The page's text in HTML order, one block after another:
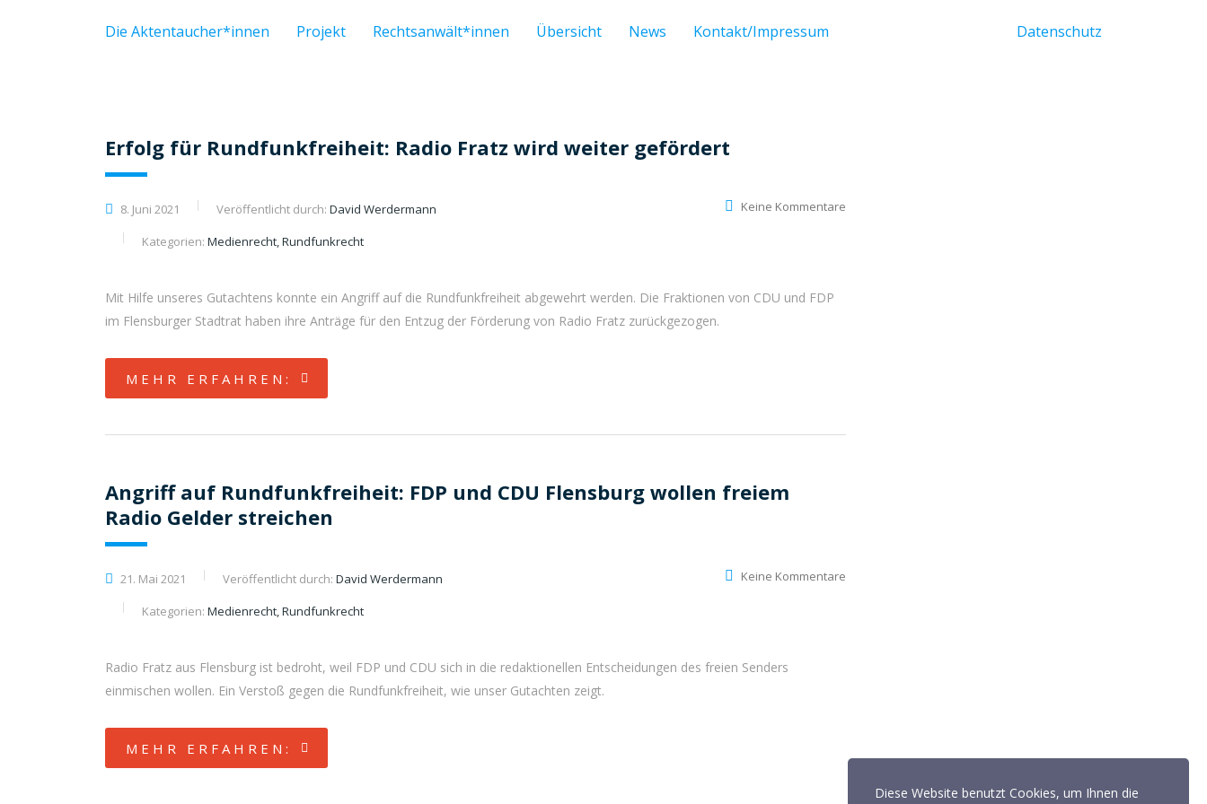
Die Aktentaucher*innen Projekt Rechtsanwält*innen Übersicht News Kontakt/Impressum Datenschutz
Erfolg für Rundfunkfreiheit: Radio Fratz wird weiter gefördert
8. Juni 2021 Veröffentlicht durch: David Werdermann
Kategorien: Medienrecht, Rundfunkrecht
Keine Kommentare
Mit Hilfe unseres Gutachtens konnte ein Angriff auf die Rundfunkfreiheit abgewehrt werden. Die Fraktionen von CDU und FDP
im Flensburger Stadtrat haben ihre Anträge für den Entzug der Förderung von Radio Fratz zurückgezogen.
MEHR ERFAHREN:
Angriff auf Rundfunkfreiheit: FDP und CDU Flensburg wollen freiem
Radio Gelder streichen
21. Mai 2021 Veröffentlicht durch: David Werdermann
Kategorien: Medienrecht, Rundfunkrecht
Keine Kommentare
Radio Fratz aus Flensburg ist bedroht, weil FDP und CDU sich in die redaktionellen Entscheidungen des freien Senders
einmischen wollen. Ein Verstoß gegen die Rundfunkfreiheit, wie unser Gutachten zeigt.
MEHR ERFAHREN:
Diese Website benutzt Cookies, um Ihnen die